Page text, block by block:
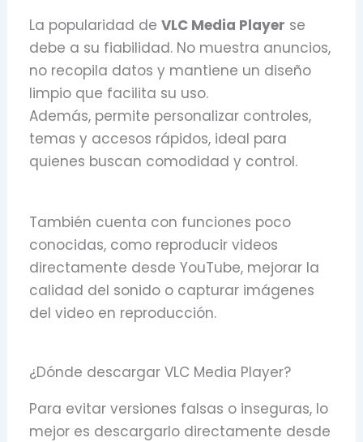
La popularidad deVLC Media Player se
debe a su fiabilidad. No muestra anuncios,
no recopila datos y mantiene un diseño
limpio que facilita su uso.
Además, permite personalizar controles,
temas y accesos rápidos, ideal para
quienes buscan comodidad y control.
También cuenta con funciones poco
conocidas, como reproducir videos
directamente desde YouTube, mejorar la
calidad del sonido o capturar imágenes
del video en reproducción.
¿Dónde descargar VLC Media Player?
Para evitar versiones falsas o inseguras, lo
mejor es descargarlo directamente desde